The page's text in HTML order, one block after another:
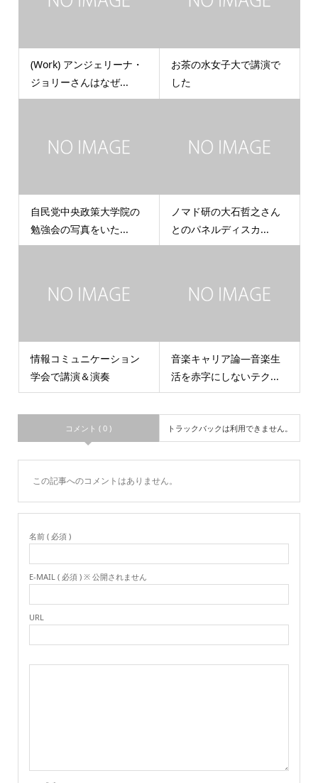
(Work) アンジェリーナ・
ジョリーさんはなぜ...
お茶の水女子大で講演で
した
自民党中央政策大学院の
勉強会の写真をいた...
ノマド研の大石哲之さん
とのパネルディスカ...
情報コミュニケーション
学会で講演＆演奏
音楽キャリア論―音楽生
活を赤字にしないテク...
コメント ( 0 ) トラックバックは利用できません。
この記事へのコメントはありません。
名前 ( 必須 )
E-MAIL ( 必須 ) ※ 公開されません
URL